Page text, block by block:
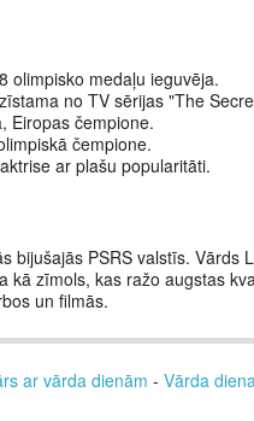
olimpisko medaļu ieguvēja.
no TV sērijas "The
Eiropas čempione.
čempione.
ar plašu popularitāti.
bijušajās PSRS valstīs. Vārds
kā zīmols, kas ražo augstas
un filmās.
ar vārda dienām - Vārda